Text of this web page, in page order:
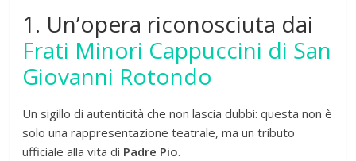
1. Un’opera riconosciuta dai
Frati Minori Cappuccini di San
Giovanni Rotondo
Un sigillo di autenticità che non lascia dubbi: questa non è
solo una rappresentazione teatrale, ma un tributo
ufficiale alla vita di Padre Pio.